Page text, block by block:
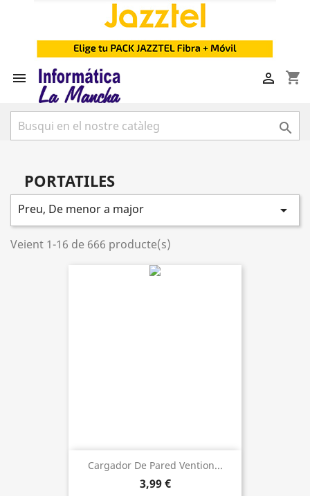
 shopping_cart


PORTATILES
Preu, De menor a major 
Veient 1-16 de 666 producte(s)
Cargador De Pared Vention...
3,99 €